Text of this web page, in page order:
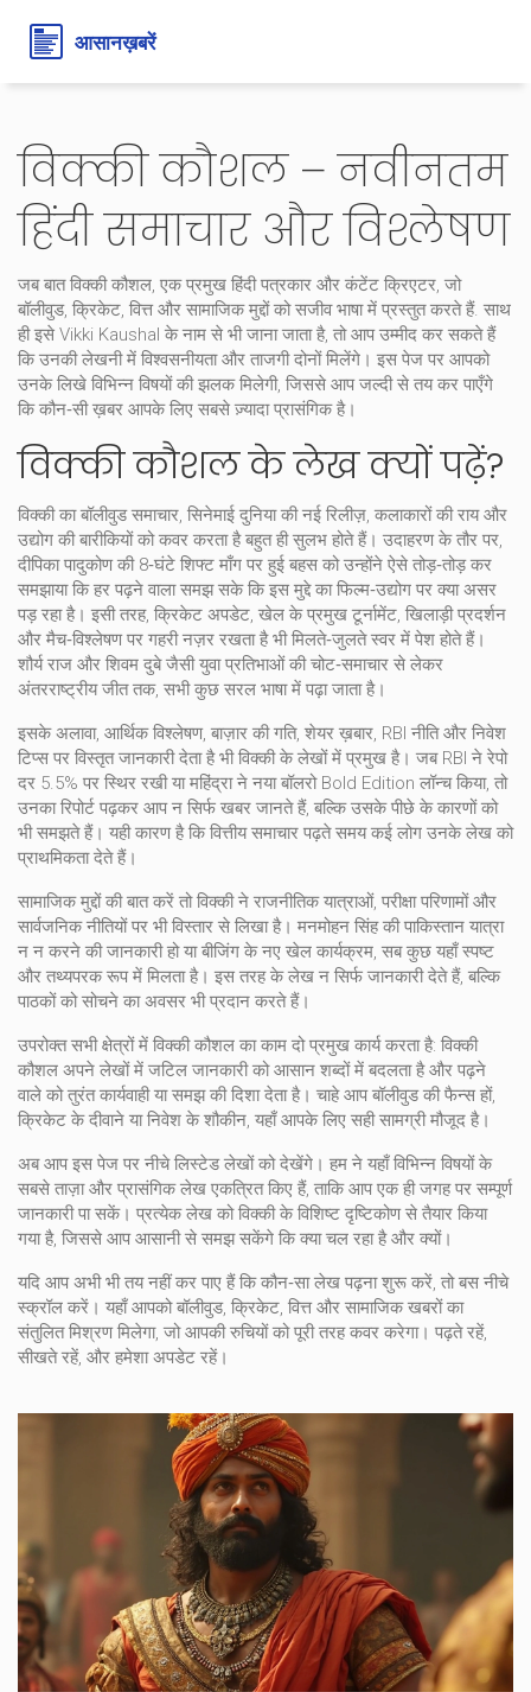
विक्की कौशल – नवीनतम
हिंदी समाचार और विश्लेषण
जब बातविक्की कौशल, एक प्रमुख हिंदी पत्रकार और कंटेंट क्रिएटर, जो
बॉलीवुड, क्रिकेट, वित्त और सामाजिक मुद्दों को सजीव भाषा में प्रस्तुत करते हैं. साथ
ही इसे Vikki Kaushal के नाम से भी जाना जाता है, तो आप उम्मीद कर सकते हैं
कि उनकी लेखनी में विश्वसनीयता और ताजगी दोनों मिलेंगे। इस पेज पर आपको
उनके लिखे विभिन्न विषयों की झलक मिलेगी, जिससे आप जल्दी से तय कर पाएँगे
कि कौन‑सी ख़बर आपके लिए सबसे ज़्यादा प्रासंगिक है।
विक्की कौशल के लेख क्यों पढ़ें?
विक्की काबॉलीवुड समाचार, सिनेमाई दुनिया की नई रिलीज़, कलाकारों की राय और
उद्योग की बारीकियों को कवर करता हैबहुत ही सुलभ होते हैं। उदाहरण के तौर पर,
दीपिका पादुकोण की 8‑घंटे शिफ्ट माँग पर हुई बहस को उन्होंने ऐसे तोड़‑तोड़ कर
समझाया कि हर पढ़ने वाला समझ सके कि इस मुद्दे का फिल्म‑उद्योग पर क्या असर
पड़ रहा है। इसी तरह, क्रिकेट अपडेट, खेल के प्रमुख टूर्नामेंट, खिलाड़ी प्रदर्शन
और मैच‑विश्लेषण पर गहरी नज़र रखता हैभी मिलते‑जुलते स्वर में पेश होते हैं।
शौर्य राज और शिवम दुबे जैसी युवा प्रतिभाओं की चोट‑समाचार से लेकर
अंतरराष्ट्रीय जीत तक, सभी कुछ सरल भाषा में पढ़ा जाता है।
इसके अलावा, आर्थिक विश्लेषण, बाज़ार की गति, शेयर ख़बार, RBI नीति और निवेश
टिप्स पर विस्तृत जानकारी देता हैभी विक्की के लेखों में प्रमुख है। जब RBI ने रेपो
दर 5.5% पर स्थिर रखी या महिंद्रा ने नया बॉलरो Bold Edition लॉन्च किया, तो
उनका रिपोर्ट पढ़कर आप न सिर्फ खबर जानते हैं, बल्कि उसके पीछे के कारणों को
भी समझते हैं। यही कारण है कि वित्तीय समाचार पढ़ते समय कई लोग उनके लेख को
प्राथमिकता देते हैं।
सामाजिक मुद्दों की बात करें तो विक्की ने राजनीतिक यात्राओं, परीक्षा परिणामों और
सार्वजनिक नीतियों पर भी विस्तार से लिखा है। मनमोहन सिंह की पाकिस्तान यात्रा
न न करने की जानकारी हो या बीजिंग के नए खेल कार्यक्रम, सब कुछ यहाँ स्पष्ट
और तथ्यपरक रूप में मिलता है। इस तरह के लेख न सिर्फ जानकारी देते हैं, बल्कि
पाठकों को सोचने का अवसर भी प्रदान करते हैं।
उपरोक्त सभी क्षेत्रों में विक्की कौशल का काम दो प्रमुख कार्य करता है: विक्की
कौशल अपने लेखों में जटिल जानकारी को आसान शब्दों में बदलता है और पढ़ने
वाले को तुरंत कार्यवाही या समझ की दिशा देता है। चाहे आप बॉलीवुड की फैन्स हों,
क्रिकेट के दीवाने या निवेश के शौकीन, यहाँ आपके लिए सही सामग्री मौजूद है।
अब आप इस पेज पर नीचे लिस्टेड लेखों को देखेंगे। हम ने यहाँ विभिन्न विषयों के
सबसे ताज़ा और प्रासंगिक लेख एकत्रित किए हैं, ताकि आप एक ही जगह पर सम्पूर्ण
जानकारी पा सकें। प्रत्येक लेख को विक्की के विशिष्ट दृष्टिकोण से तैयार किया
गया है, जिससे आप आसानी से समझ सकेंगे कि क्या चल रहा है और क्यों।
यदि आप अभी भी तय नहीं कर पाए हैं कि कौन‑सा लेख पढ़ना शुरू करें, तो बस नीचे
स्क्रॉल करें। यहाँ आपको बॉलीवुड, क्रिकेट, वित्त और सामाजिक खबरों का
संतुलित मिश्रण मिलेगा, जो आपकी रुचियों को पूरी तरह कवर करेगा। पढ़ते रहें,
सीखते रहें, और हमेशा अपडेट रहें।